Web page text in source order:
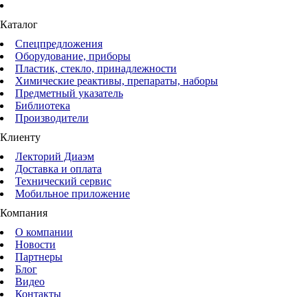
Каталог
Спецпредложения
Оборудование, приборы
Пластик, стекло, принадлежности
Химические реактивы, препараты, наборы
Предметный указатель
Библиотека
Производители
Клиенту
Лекторий Диаэм
Доставка и оплата
Технический сервис
Мобильное приложение
Компания
О компании
Новости
Партнеры
Блог
Видео
Контакты